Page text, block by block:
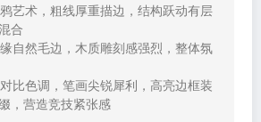
艺术，粗线厚重描边，结构跃动有层
合
自然毛边，木质雕刻感强烈，整体氛
比色调，笔画尖锐犀利，高亮边框装
，营造竞技紧张感